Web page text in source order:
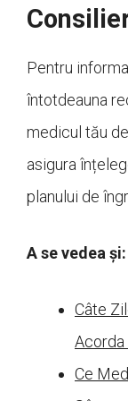
Pentru
întotdeauna
medicul tău
asigura
planului de
A se vedea și:
Câte
Acorda
Ce